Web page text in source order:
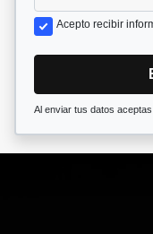
Acepto recibir
Al enviar tus datos aceptas